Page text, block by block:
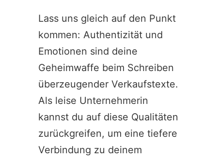
Lass uns gleich auf den Punkt
kommen: Authentizität und
Emotionen sind deine
Geheimwaffe beim Schreiben
überzeugender Verkaufstexte.
Als leise Unternehmerin
kannst du auf diese Qualitäten
zurückgreifen, um eine tiefere
Verbindung zu deinem